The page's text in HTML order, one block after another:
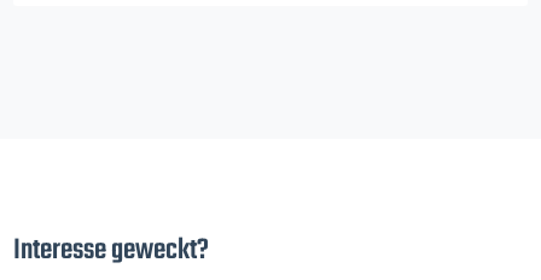
Interesse geweckt?